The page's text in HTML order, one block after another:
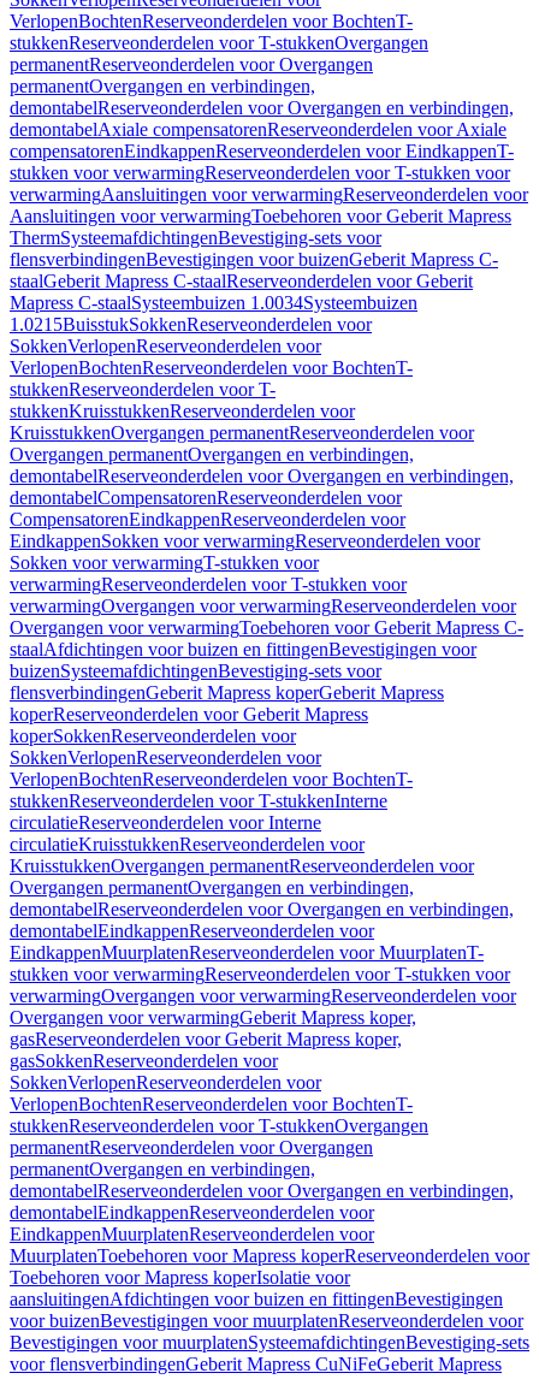
VerlopenBochtenReserveonderdelen voor BochtenT-
stukkenReserveonderdelen voor T-stukkenOvergangen
permanentReserveonderdelen voor Overgangen
permanentOvergangen en verbindingen,
demontabelReserveonderdelen voor Overgangen en verbindingen,
demontabelAxiale compensatorenReserveonderdelen voor Axiale
compensatorenEindkappenReserveonderdelen voor EindkappenT-
stukken voor verwarmingReserveonderdelen voor T-stukken voor
verwarmingAansluitingen voor verwarmingReserveonderdelen voor
Aansluitingen voor verwarmingToebehoren voor Geberit Mapress
ThermSysteemafdichtingenBevestiging-sets voor
flensverbindingenBevestigingen voor buizenGeberit Mapress C-
staalGeberit Mapress C-staalReserveonderdelen voor Geberit
Mapress C-staalSysteembuizen 1.0034Systeembuizen
1.0215BuisstukSokkenReserveonderdelen voor
SokkenVerlopenReserveonderdelen voor
VerlopenBochtenReserveonderdelen voor BochtenT-
stukkenReserveonderdelen voor T-
stukkenKruisstukkenReserveonderdelen voor
KruisstukkenOvergangen permanentReserveonderdelen voor
Overgangen permanentOvergangen en verbindingen,
demontabelReserveonderdelen voor Overgangen en verbindingen,
demontabelCompensatorenReserveonderdelen voor
CompensatorenEindkappenReserveonderdelen voor
EindkappenSokken voor verwarmingReserveonderdelen voor
Sokken voor verwarmingT-stukken voor
verwarmingReserveonderdelen voor T-stukken voor
verwarmingOvergangen voor verwarmingReserveonderdelen voor
Overgangen voor verwarmingToebehoren voor Geberit Mapress C-
staalAfdichtingen voor buizen en fittingenBevestigingen voor
buizenSysteemafdichtingenBevestiging-sets voor
flensverbindingenGeberit Mapress koperGeberit Mapress
koperReserveonderdelen voor Geberit Mapress
koperSokkenReserveonderdelen voor
SokkenVerlopenReserveonderdelen voor
VerlopenBochtenReserveonderdelen voor BochtenT-
stukkenReserveonderdelen voor T-stukkenInterne
circulatieReserveonderdelen voor Interne
circulatieKruisstukkenReserveonderdelen voor
KruisstukkenOvergangen permanentReserveonderdelen voor
Overgangen permanentOvergangen en verbindingen,
demontabelReserveonderdelen voor Overgangen en verbindingen,
demontabelEindkappenReserveonderdelen voor
EindkappenMuurplatenReserveonderdelen voor MuurplatenT-
stukken voor verwarmingReserveonderdelen voor T-stukken voor
verwarmingOvergangen voor verwarmingReserveonderdelen voor
Overgangen voor verwarmingGeberit Mapress koper,
gasReserveonderdelen voor Geberit Mapress koper,
gasSokkenReserveonderdelen voor
SokkenVerlopenReserveonderdelen voor
VerlopenBochtenReserveonderdelen voor BochtenT-
stukkenReserveonderdelen voor T-stukkenOvergangen
permanentReserveonderdelen voor Overgangen
permanentOvergangen en verbindingen,
demontabelReserveonderdelen voor Overgangen en verbindingen,
demontabelEindkappenReserveonderdelen voor
EindkappenMuurplatenReserveonderdelen voor
MuurplatenToebehoren voor Mapress koperReserveonderdelen voor
Toebehoren voor Mapress koperIsolatie voor
aansluitingenAfdichtingen voor buizen en fittingenBevestigingen
voor buizenBevestigingen voor muurplatenReserveonderdelen voor
Bevestigingen voor muurplatenSysteemafdichtingenBevestiging-sets
voor flensverbindingenGeberit Mapress CuNiFeGeberit Mapress